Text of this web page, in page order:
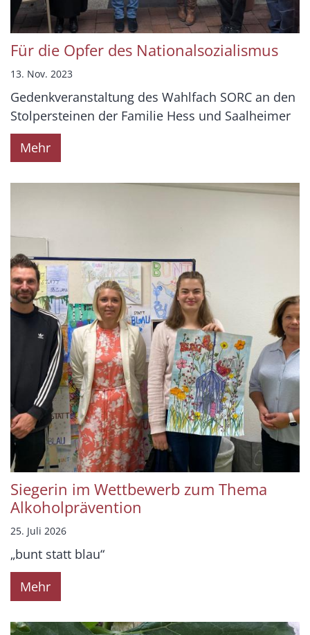
Für die Opfer des Nationalsozialismus
13. Nov. 2023
Gedenkveranstaltung des Wahlfach SORC an den
Stolpersteinen der Familie Hess und Saalheimer
Mehr
Siegerin im Wettbewerb zum Thema
Alkoholprävention
25. Juli 2026
„bunt statt blau“
Mehr